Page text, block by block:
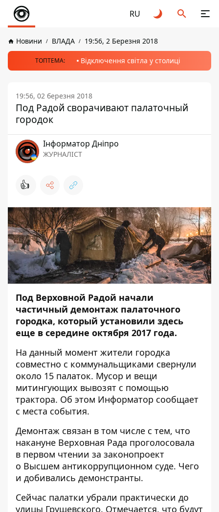
RU
Новини ВЛАДА 19:56, 2 Березня 2018
ТОПТЕМА: Відключення світла у столиці
19:56, 02 березня 2018
Под Радой сворачивают палаточный
городок
Інформатор Дніпро
ЖУРНАЛІСТ
👍
Под Верховной Радой начали
частичный демонтаж палаточного
городка, который установили здесь
еще в середине октября 2017 года.
На данный момент жители городка
совместно с коммунальщиками свернули
около 15 палаток. Мусор и вещи
митингующих вывозят с помощью
трактора. Об этом Информатор сообщает
с места события.
Демонтаж связан в том числе с тем, что
накануне Верховная Рада проголосовала
в первом чтении за законопроект
о Высшем антикоррупционном суде. Чего
и добивались демонстранты.
Сейчас палатки убрали практически до
улицы Грушевского. Отмечается, что будут